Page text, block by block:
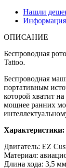
Нашли
Информация
ОПИСАНИЕ
Беспроводная
Tattoo.
Беспроводная
портативным
которой хватит
мощнее ранних
Характеристики:
Двигатель: EZ
Материал:
Длина хода: 3,5